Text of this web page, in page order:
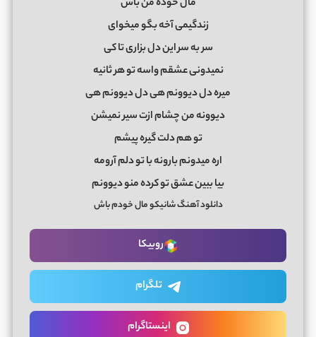
مال خوده من باش
زندگیمی آخه بگو میخوای
سر به سر این دل بزاری تا کی
نمیدونی عشقم واسه تو هر ثانیه
میره دل دیوونم هی دل دیوونم هی
دیوونه من چشام ازت سیر نمیشن
تو هم دلت گیره پیشم
اره میدونم بارونه با تو دلم آرومه
بیا ببین عشق تو کرده منو دیوونم
دانلود آهنگ شانیکو مال خودم باش
روبیکا
تلگرام
اینستاگرام